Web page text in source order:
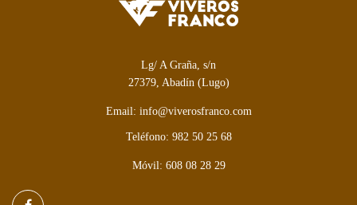
Lg/ A Graña, s/n
27379, Abadín (Lugo)
Email: info@viverosfranco.com
Teléfono: 982 50 25 68
Móvil: 608 08 28 29